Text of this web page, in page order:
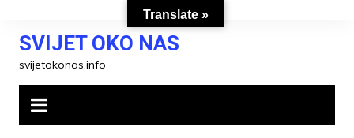
contentSVIJET OKO NAS
svijetokonas.info
Translate »